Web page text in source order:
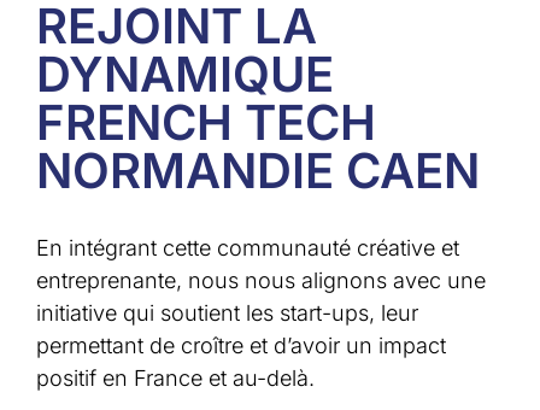
REJOINT LA
DYNAMIQUE
FRENCH TECH
NORMANDIE CAEN
En intégrant cette communauté créative et
entreprenante, nous nous alignons avec une
initiative qui soutient les start-ups, leur
permettant de croître et d’avoir un impact
positif en France et au-delà.